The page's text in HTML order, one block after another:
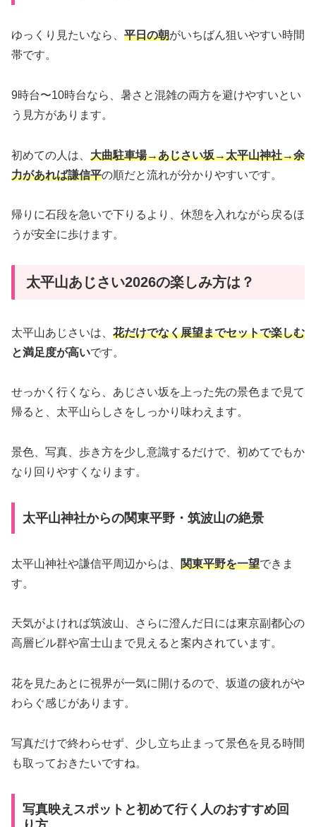
ゆっくり見たいなら、 平日の朝がいちばん狙いやすい時間
帯です。
9時台〜10時台なら、暑さと混雑の両方を避けやすいとい
う見方があります。
初めての人は、 大曲駐車場→あじさい坂→太平山神社→余
力があれば謙信平の順だと流れが分かりやすいです。
帰りに石段を急いで下りるより、休憩を入れながら戻るほ
うが安全に歩けます。
太平山あじさい2026の楽しみ方は？
太平山あじさいは、 花だけでなく展望までセットで楽しむ
と満足度が高いです。
せっかく行くなら、あじさい坂を上った先の景色まで見て
帰ると、太平山らしさをしっかり味わえます。
景色、写真、歩き方を少し意識するだけで、初めてでもか
なり回りやすくなります。
太平山神社からの関東平野・筑波山の絶景
太平山神社や謙信平周辺からは、 関東平野を一望できま
す。
天気がよければ筑波山、さらに澄んだ日には東京副都心の
高層ビル群や富士山まで見えると案内されています。
花を見たあとに視界が一気に開けるので、坂道の疲れがや
わらぐ感じがあります。
写真だけで終わらせず、少し立ち止まって景色を見る時間
も取っておきたいですね。
写真映えスポットと初めて行く人のおすすめ回